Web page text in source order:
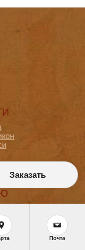
Заказать
Почта